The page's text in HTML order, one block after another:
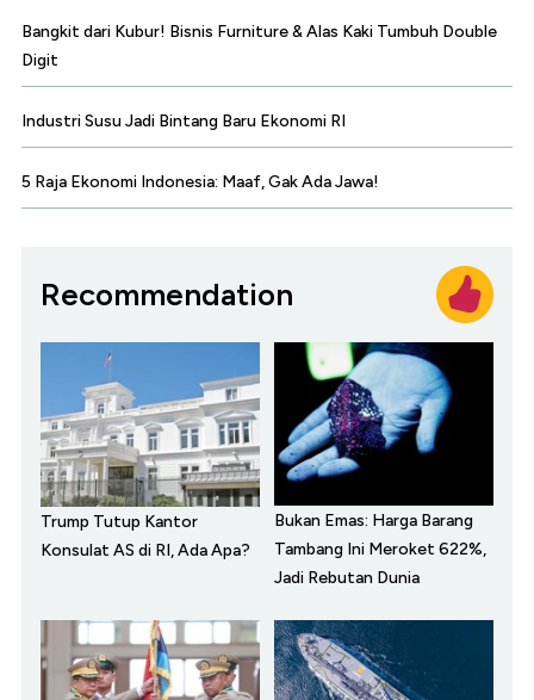
Bangkit dari Kubur! Bisnis Furniture & Alas Kaki Tumbuh Double
Digit
Industri Susu Jadi Bintang Baru Ekonomi RI
5 Raja Ekonomi Indonesia: Maaf, Gak Ada Jawa!
Recommendation
Trump Tutup Kantor
Konsulat AS di RI, Ada Apa?
Bukan Emas: Harga Barang
Tambang Ini Meroket 622%,
Jadi Rebutan Dunia